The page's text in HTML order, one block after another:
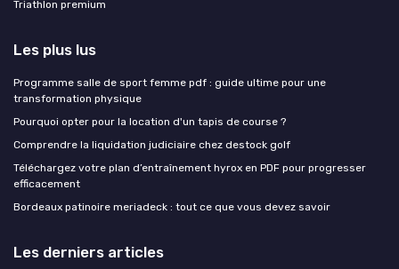
Triathlon premium
Les plus lus
Programme salle de sport femme pdf : guide ultime pour une
transformation physique
Pourquoi opter pour la location d'un tapis de course ?
Comprendre la liquidation judiciaire chez destock golf
Téléchargez votre plan d’entraînement hyrox en PDF pour progresser
efficacement
Bordeaux patinoire meriadeck : tout ce que vous devez savoir
Les derniers articles